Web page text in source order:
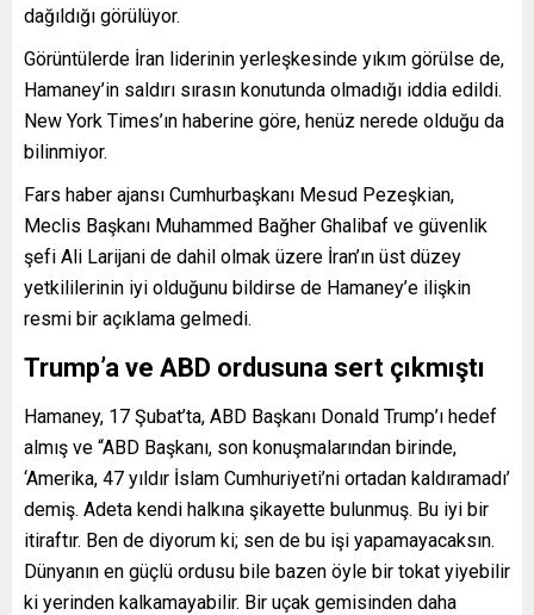
dağıldığı görülüyor.
Görüntülerde İran liderinin yerleşkesinde yıkım görülse de,
Hamaney’in saldırı sırasın konutunda olmadığı iddia edildi.
New York Times’ın haberine göre, henüz nerede olduğu da
bilinmiyor.
Fars haber ajansı Cumhurbaşkanı Mesud Pezeşkian,
Meclis Başkanı Muhammed Bağher Ghalibaf ve güvenlik
şefi Ali Larijani de dahil olmak üzere İran’ın üst düzey
yetkililerinin iyi olduğunu bildirse de Hamaney’e ilişkin
resmi bir açıklama gelmedi.
Trump’a ve ABD ordusuna sert çıkmıştı
Hamaney, 17 Şubat’ta, ABD Başkanı Donald Trump’ı hedef
almış ve “ABD Başkanı, son konuşmalarından birinde,
‘Amerika, 47 yıldır İslam Cumhuriyeti’ni ortadan kaldıramadı’
demiş. Adeta kendi halkına şikayette bulunmuş. Bu iyi bir
itiraftır. Ben de diyorum ki; sen de bu işi yapamayacaksın.
Dünyanın en güçlü ordusu bile bazen öyle bir tokat yiyebilir
ki yerinden kalkamayabilir. Bir uçak gemisinden daha